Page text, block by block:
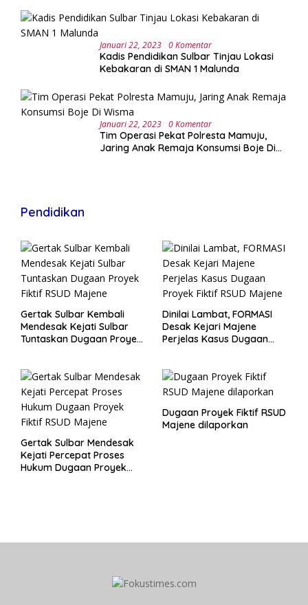
Januari 22, 2023 0 Komentar
Kadis Pendidikan Sulbar Tinjau Lokasi
Kebakaran di SMAN 1 Malunda
Januari 22, 2023 0 Komentar
Tim Operasi Pekat Polresta Mamuju,
Jaring Anak Remaja Konsumsi Boje Di
Pendidikan
Gertak Sulbar Kembali
Mendesak Kejati Sulbar
Tuntaskan Dugaan Proyek
Dinilai Lambat, FORMASI
Desak Kejari Majene
Perjelas Kasus Dugaan
Gertak Sulbar Mendesak
Kejati Percepat Proses
Hukum Dugaan Proyek
Dugaan Proyek Fiktif RSUD
Majene dilaporkan